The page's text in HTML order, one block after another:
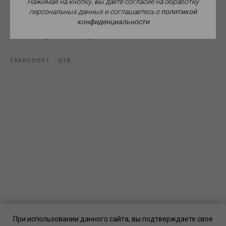
При использовании данного сайта, вы подтверждаете свое
ТРАНСПОРТ ОТБ
персональных данных и соглашаетесьc политикой
конфиденциальности